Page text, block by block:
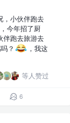
，小伙伴跑去
今年招了厨
伴跑去旅游去
？
，我这
等人赞过
6